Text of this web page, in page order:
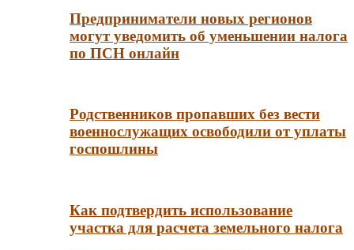
Предприниматели новых регионов
могут уведомить об уменьшении налога
по ПСН онлайн
Родственников пропавших без вести
военнослужащих освободили от уплаты
госпошлины
Как подтвердить использование
участка для расчета земельного налога